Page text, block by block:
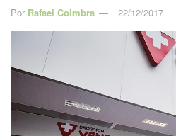
Por Rafael Coimbra 22/12/2017